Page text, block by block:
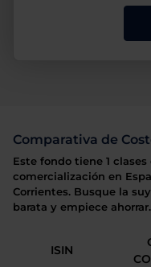
Comparativa de
Este fondo tiene 1
comercialización en
Corrientes. Busque la
barata y empiece ahorrar.
ISIN